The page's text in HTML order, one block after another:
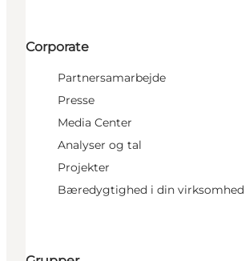
Corporate
Partnersamarbejde
Presse
Media Center
Analyser og tal
Projekter
Bæredygtighed i din virksomhed